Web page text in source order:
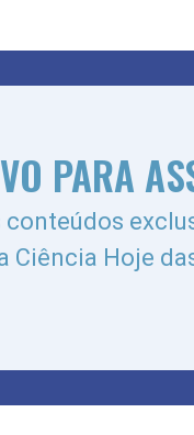
PARA
conteúdos
Ciência Hoje